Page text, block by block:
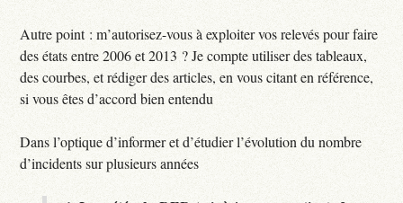
Autre point : m’autorisez-vous à exploiter vos relevés pour faire
des états entre 2006 et 2013 ? Je compte utiliser des tableaux,
des courbes, et rédiger des articles, en vous citant en référence,
si vous êtes d’accord bien entendu
Dans l’optique d’informer et d’étudier l’évolution du nombre
d’incidents sur plusieurs années